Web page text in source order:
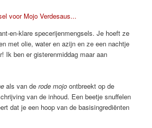
en-klare specerijenmengsels. Je hoeft ze
met olie, water en azijn en ze een nachtje
Ik ben er gisterenmiddag maar aan
als van derode mojo ontbreekt op de
van de inhoud. Een beetje snuffelen
dat je een hoop van de basisingrediënten